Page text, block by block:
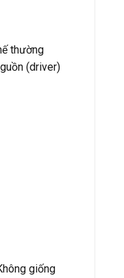
thường
(driver)
giống